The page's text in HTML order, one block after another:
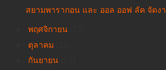
สยามพารากอน และ ออล ออฟ ลัค จัดงา
พฤศจิกายน
ตุลาคม
กันยายน